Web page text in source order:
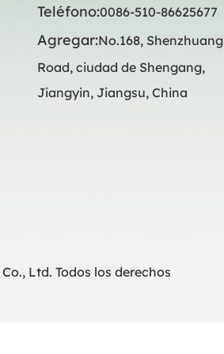
Teléfono:0086-510-86625677
Agregar:No.168, Shenzhuang
Road, ciudad de Shengang,
Jiangyin, Jiangsu, China
Ltd. Todos los derechos